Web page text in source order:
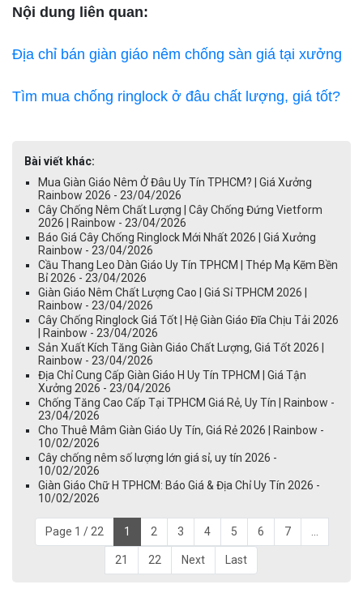
Nội dung liên quan:
Địa chỉ bán giàn giáo nêm chống sàn giá tại xưởng
Tìm mua chống ringlock ở đâu chất lượng, giá tốt?
Bài viết khác:
Mua Giàn Giáo Nêm Ở Đâu Uy Tín TPHCM? | Giá Xưởng
Rainbow 2026 - 23/04/2026
Cây Chống Nêm Chất Lượng | Cây Chống Đứng Vietform
2026 | Rainbow - 23/04/2026
Báo Giá Cây Chống Ringlock Mới Nhất 2026 | Giá Xưởng
Rainbow - 23/04/2026
Cầu Thang Leo Dàn Giáo Uy Tín TPHCM | Thép Mạ Kẽm Bền
Bỉ 2026 - 23/04/2026
Giàn Giáo Nêm Chất Lượng Cao | Giá Sỉ TPHCM 2026 |
Rainbow - 23/04/2026
Cây Chống Ringlock Giá Tốt | Hệ Giàn Giáo Đĩa Chịu Tải 2026
| Rainbow - 23/04/2026
Sản Xuất Kích Tăng Giàn Giáo Chất Lượng, Giá Tốt 2026 |
Rainbow - 23/04/2026
Địa Chỉ Cung Cấp Giàn Giáo H Uy Tín TPHCM | Giá Tận
Xưởng 2026 - 23/04/2026
Chống Tăng Cao Cấp Tại TPHCM Giá Rẻ, Uy Tín | Rainbow -
23/04/2026
Cho Thuê Mâm Giàn Giáo Uy Tín, Giá Rẻ 2026 | Rainbow -
10/02/2026
Cây chống nêm số lượng lớn giá sỉ, uy tín 2026 -
10/02/2026
Giàn Giáo Chữ H TPHCM: Báo Giá & Địa Chỉ Uy Tín 2026 -
10/02/2026
Page 1 / 22 1 2 3 4 5 6 7 ...
21 22 Next Last